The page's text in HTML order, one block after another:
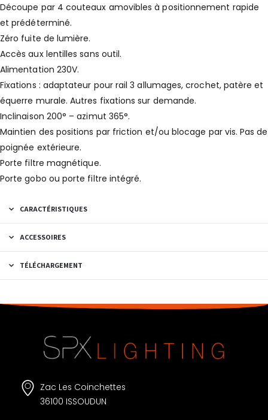
Découpe par 4 couteaux amovibles à positionnement rapide
et prédéterminé.
Zéro fuite de lumière.
Accès aux lentilles sans outil.
Alimentation 230V.
Fixations : adaptateur pour rail 3 allumages, crochet, patère et
équerre murale. Autres fixations sur demande.
Inclinaison 200° – azimut 365°.
Maintien des positions par friction et/ou blocage par vis. Pas de
poignée extérieure.
Porte filtre magnétique.
Porte gobo ou porte filtre intégré.
CARACTÉRISTIQUES
ACCESSOIRES
TÉLÉCHARGEMENT
Zac Les Coinchettes
36100 ISSOUDUN